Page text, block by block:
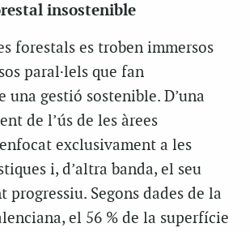
insostenible
forestals es troben immersos
paral·lels que fan
una gestió sostenible. D’una
de l’ús de les àrees
exclusivament a les
i, d’altra banda, el seu
progressiu. Segons dades de la
el 56 % de la superfície